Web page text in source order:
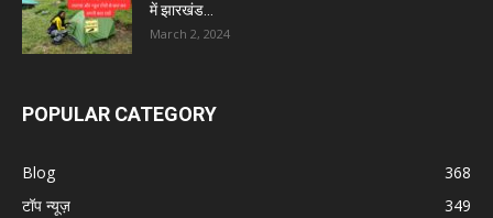
में झारखंड...
March 2, 2024
POPULAR CATEGORY
Blog
368
टॉप न्यूज़
349